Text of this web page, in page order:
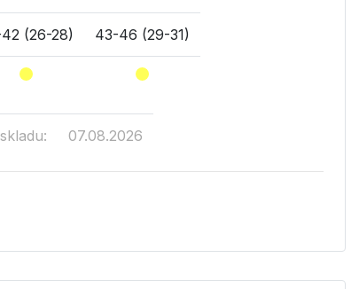
(26-28) 43-46 (29-31)
07.08.2026